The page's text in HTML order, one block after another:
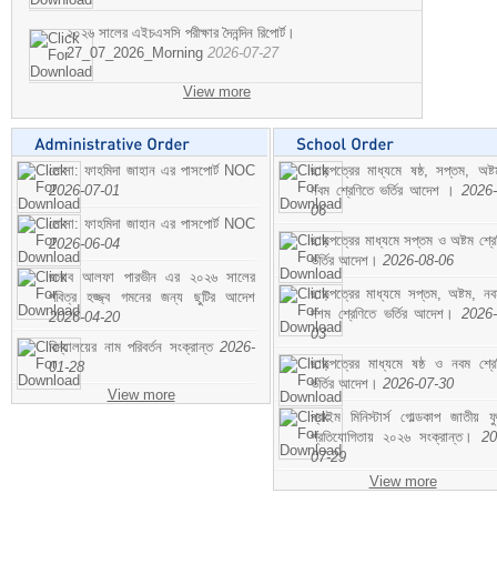
২০২৬ সালের এইচএসসি পরীক্ষার দৈনন্দিন রিপোর্ট।
27_07_2026_Morning 2026-07-27
View more
মোসা: ফাহমিদা জাহান এর পাসপোর্ট NOC
2026-07-01
মোসা: ফাহমিদা জাহান এর পাসপোর্ট NOC
2026-06-04
জনাব আলফা পারভীন এর ২০২৬ সালের
পবিত্র হজ্জ্ব গমনের জন্য ছুটির আদেশ
2026-04-20
বিদ্যালয়ের নাম পরিবর্তন সংক্রান্ত 2026-
01-28
View more
ছাড়পত্রের মাধ্যমে ষষ্ঠ, সপ্তম,
নবম শ্রেণিতে ভর্তির আদেশ ।
06
ছাড়পত্রের মাধ্যমে সপ্তম ও অষ্টম
ভর্তির আদেশ। 2026-08-06
ছাড়পত্রের মাধ্যমে সপ্তম, অষ্টম,
দশম শ্রেণিতে ভর্তির আদেশ।
03
ছাড়পত্রের মাধ্যমে ষষ্ঠ ও নবম
ভর্তির আদেশ। 2026-07-30
প্রাইম মিনিস্টার্স গোল্ডকাপ জাতীয়
প্রতিযোগিতায় ২০২৬ সংক্রান্ত।
07-29
View more